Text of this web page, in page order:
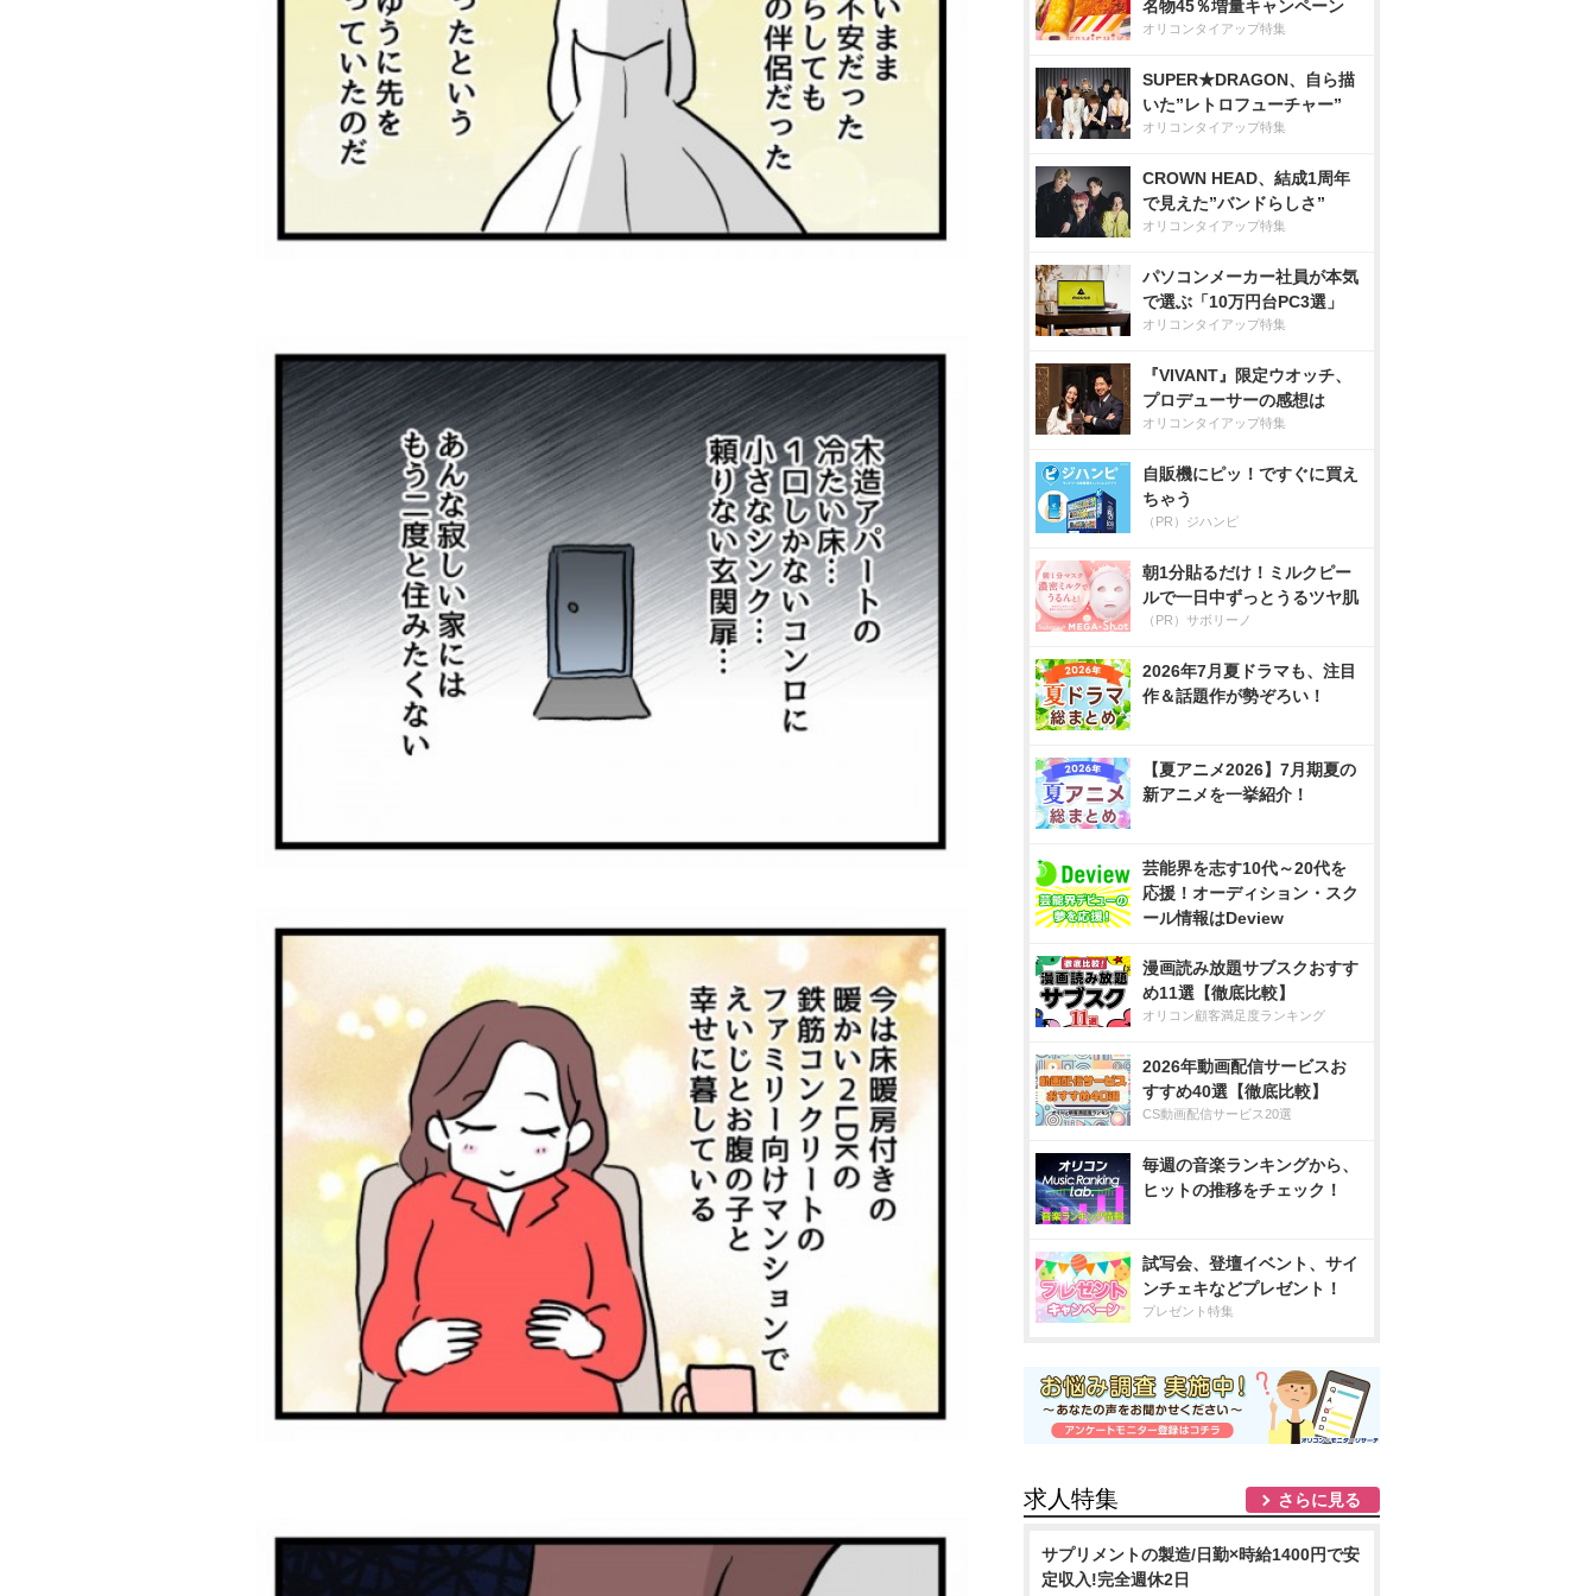
名物45％増量キャンペーン
オリコンタイアップ特集
SUPER★DRAGON、自ら描
いた”レトロフューチャー”
オリコンタイアップ特集
CROWN HEAD、結成1周年
で見えた”バンドらしさ”
オリコンタイアップ特集
パソコンメーカー社員が本気
で選ぶ「10万円台PC3選」
オリコンタイアップ特集
『VIVANT』限定ウオッチ、
プロデューサーの感想は
オリコンタイアップ特集
自販機にピッ！ですぐに買え
ちゃう
（PR）ジハンピ
朝1分貼るだけ！ミルクピー
ルで一日中ずっとうるツヤ肌
（PR）サボリーノ
2026年7月夏ドラマも、注目
作＆話題作が勢ぞろい！
【夏アニメ2026】7月期夏の
新アニメを一挙紹介！
芸能界を志す10代～20代を
応援！オーディション・スク
ール情報はDeview
漫画読み放題サブスクおすす
め11選【徹底比較】
オリコン顧客満足度ランキング
2026年動画配信サービスお
すすめ40選【徹底比較】
CS動画配信サービス20選
毎週の音楽ランキングから、
ヒットの推移をチェック！
試写会、登壇イベント、サイ
ンチェキなどプレゼント！
プレゼント特集
求人特集 さらに見る
サプリメントの製造/日勤×時給1400円で安
定収入!完全週休2日